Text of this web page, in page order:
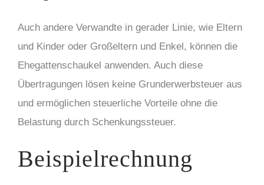
Auch andere Verwandte in gerader Linie, wie Eltern
und Kinder oder Großeltern und Enkel, können die
Ehegattenschaukel anwenden. Auch diese
Übertragungen lösen keine Grunderwerbsteuer aus
und ermöglichen steuerliche Vorteile ohne die
Belastung durch Schenkungssteuer.
Beispielrechnung